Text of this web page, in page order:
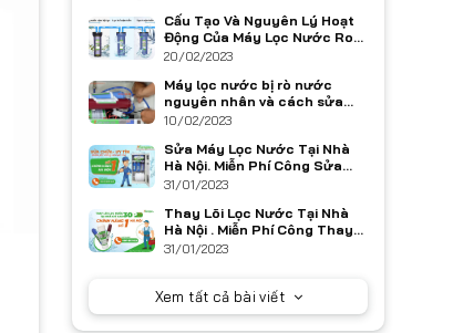
Cấu Tạo Và Nguyên Lý Hoạt
Động Của Máy Lọc Nước Ro
Kangaroo
20/02/2023
Máy lọc nước bị rò nước
nguyên nhân và cách sửa
chữa
10/02/2023
Sửa Máy Lọc Nước Tại Nhà
Hà Nội. Miễn Phí Công Sửa
Chữa
31/01/2023
Thay Lõi Lọc Nước Tại Nhà
Hà Nội . Miễn Phí Công Thay
Lõi
31/01/2023
Xem tất cả bài viết